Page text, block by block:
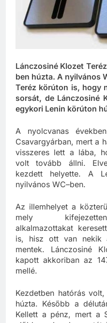
Lánczosiné Klozet
ben húzta. A nyilvános
Teréz körúton is, hogy
sorsát, de Lánczosiné
A nyolcvanas
Csavargyárban, mert a
visszeres lett a lába,
volt tovább állni.
kezdett helyette. A
Az illemhelyet a
mely
alkalmazottakat
is, hisz ott van nekik
mentek. Lánczosiné
kapott akkoriban az
Kezdetben hatórás
húzta. Később a